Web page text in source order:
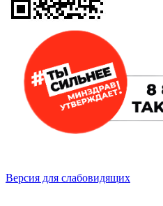
Версия для слабовидящих